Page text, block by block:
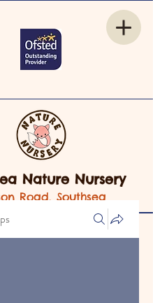
Nature Nursery
Road, Southsea